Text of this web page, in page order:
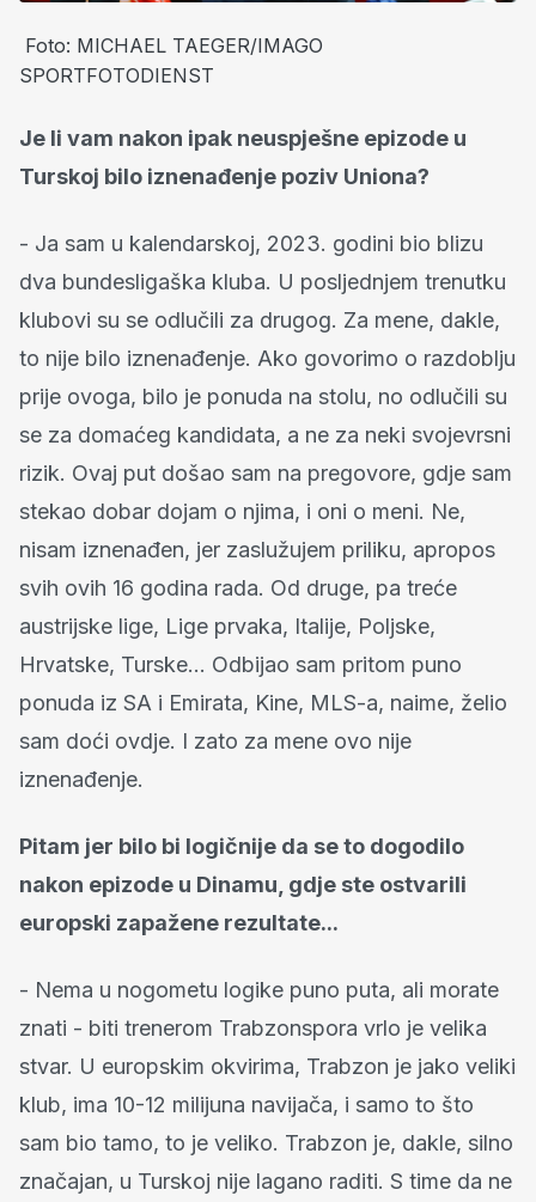
Foto: MICHAEL TAEGER/IMAGO
SPORTFOTODIENST
Je li vam nakon ipak neuspješne epizode u
Turskoj bilo iznenađenje poziv Uniona?
- Ja sam u kalendarskoj, 2023. godini bio blizu
dva bundesligaška kluba. U posljednjem trenutku
klubovi su se odlučili za drugog. Za mene, dakle,
to nije bilo iznenađenje. Ako govorimo o razdoblju
prije ovoga, bilo je ponuda na stolu, no odlučili su
se za domaćeg kandidata, a ne za neki svojevrsni
rizik. Ovaj put došao sam na pregovore, gdje sam
stekao dobar dojam o njima, i oni o meni. Ne,
nisam iznenađen, jer zaslužujem priliku, apropos
svih ovih 16 godina rada. Od druge, pa treće
austrijske lige, Lige prvaka, Italije, Poljske,
Hrvatske, Turske... Odbijao sam pritom puno
ponuda iz SA i Emirata, Kine, MLS-a, naime, želio
sam doći ovdje. I zato za mene ovo nije
iznenađenje.
Pitam jer bilo bi logičnije da se to dogodilo
nakon epizode u Dinamu, gdje ste ostvarili
europski zapažene rezultate...
- Nema u nogometu logike puno puta, ali morate
znati - biti trenerom Trabzonspora vrlo je velika
stvar. U europskim okvirima, Trabzon je jako veliki
klub, ima 10-12 milijuna navijača, i samo to što
sam bio tamo, to je veliko. Trabzon je, dakle, silno
značajan, u Turskoj nije lagano raditi. S time da ne